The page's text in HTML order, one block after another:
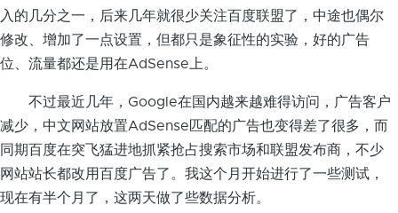
入的几分之一，后来几年就很少关注百度联盟了，中途也偶尔
修改、增加了一点设置，但都只是象征性的实验，好的广告
位、流量都还是用在AdSense上。
不过最近几年，Google在国内越来越难得访问，广告客户
减少，中文网站放置AdSense匹配的广告也变得差了很多，而
同期百度在突飞猛进地抓紧抢占搜索市场和联盟发布商，不少
网站站长都改用百度广告了。我这个月开始进行了一些测试，
现在有半个月了，这两天做了些数据分析。